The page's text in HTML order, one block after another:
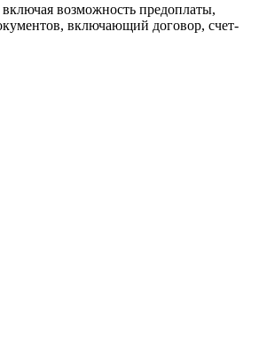
возможность предоплаты,
включающий договор, счет-